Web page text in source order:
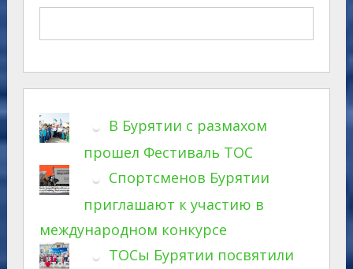
В Бурятии с размахом
прошел Фестиваль ТОС
Спортсменов Бурятии
приглашают к участию в
международном конкурсе
ТОСы Бурятии посвятили